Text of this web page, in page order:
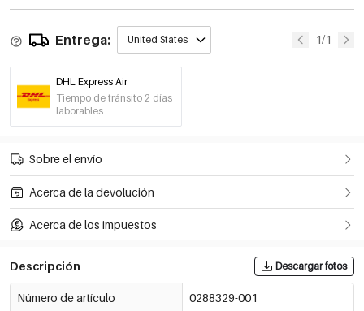
Negro
0288344-001 €2,50
Negro
0288345-001
Negro
0288347-001
0288348-001 Out Of Stock
0288349-001 Out Of Stock
Entrega: United States 1/1
DHL Express Air
Tiempo de tránsito 2 días
laborables
Sobre el envío
Acerca de la devolución
Acerca de los impuestos
Descripción Descargar fotos
Número de artículo 0288329-001